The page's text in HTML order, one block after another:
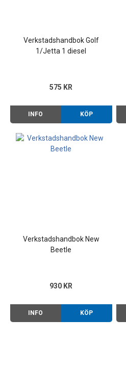
Verkstadshandbok Golf
1/Jetta 1 diesel
575 KR
INFO KÖP
Verkstadshandbok New
Beetle
930 KR
INFO KÖP